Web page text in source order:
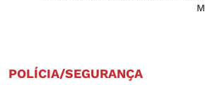
POLÍCIA/SEGURANÇA